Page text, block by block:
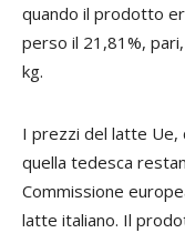
quando il prodotto
perso il 21,81%,
kg.
I prezzi del latte Ue,
quella tedesca
Commissione
latte italiano. Il